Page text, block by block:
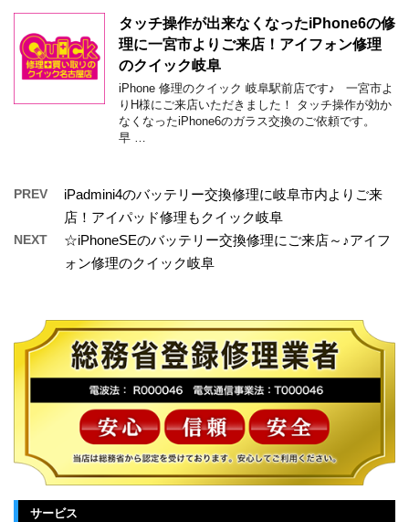
タッチ操作が出来なくなったiPhone6の修
理に一宮市よりご来店！アイフォン修理
のクイック岐阜
iPhone 修理のクイック 岐阜駅前店です♪ 一宮市よ
りH様にご来店いただきました！ タッチ操作が効か
なくなったiPhone6のガラス交換のご依頼です。
早 …
PREV
iPadmini4のバッテリー交換修理に岐阜市内よりご来
店！アイパッド修理もクイック岐阜
NEXT
☆iPhoneSEのバッテリー交換修理にご来店～♪アイフ
ォン修理のクイック岐阜
サービス